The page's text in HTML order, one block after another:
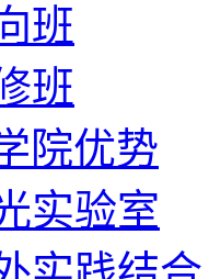
班
班
院优势
实验室